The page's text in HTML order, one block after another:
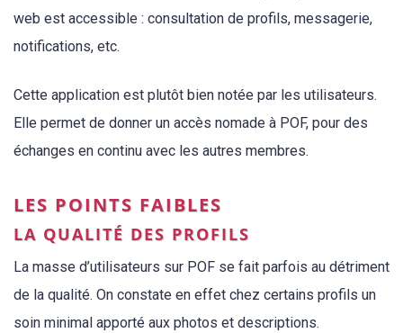
web est accessible : consultation de profils, messagerie,
notifications, etc.
Cette application est plutôt bien notée par les utilisateurs.
Elle permet de donner un accès nomade à POF, pour des
échanges en continu avec les autres membres.
LES POINTS FAIBLES
LA QUALITÉ DES PROFILS
La masse d’utilisateurs sur POF se fait parfois au détriment
de la qualité. On constate en effet chez certains profils un
soin minimal apporté aux photos et descriptions.